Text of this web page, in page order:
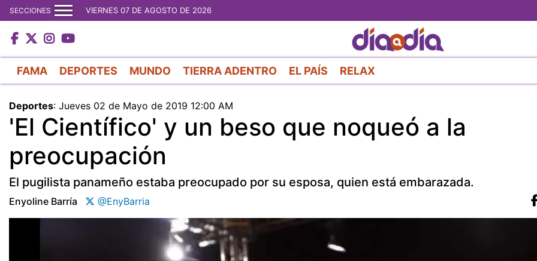
al
contenido
principal
SECCIONES VIERNES 07 DE AGOSTO DE 2026
FAMA DEPORTES MUNDO TIERRA ADENTRO EL PAÍS RELAX
Deportes: Jueves 02 de Mayo de 2019 12:00 AM
'El Científico' y un beso que noqueó a la
preocupación
El pugilista panameño estaba preocupado por su esposa, quien está embarazada.
Enyoline Barría @EnyBarria